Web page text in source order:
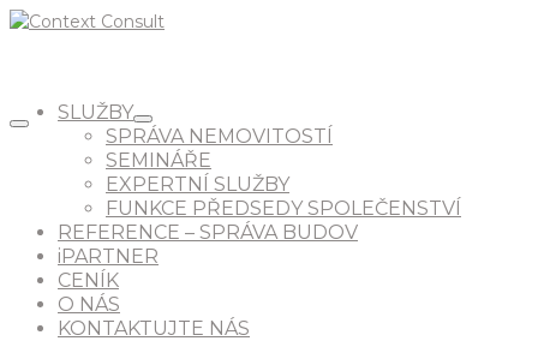
SLUŽBY
SPRÁVA NEMOVITOSTÍ
SEMINÁŘE
EXPERTNÍ SLUŽBY
FUNKCE PŘEDSEDY SPOLEČENSTVÍ
REFERENCE – SPRÁVA BUDOV
iPARTNER
CENÍK
O NÁS
KONTAKTUJTE NÁS